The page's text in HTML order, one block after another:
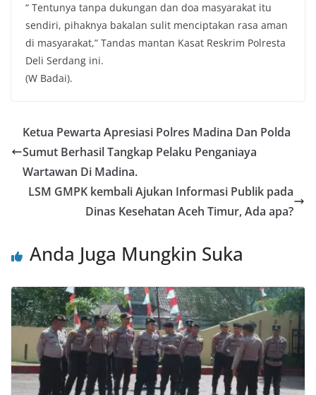
“ Tentunya tanpa dukungan dan doa masyarakat itu
sendiri, pihaknya bakalan sulit menciptakan rasa aman
di masyarakat,” Tandas mantan Kasat Reskrim Polresta
Deli Serdang ini.
(W Badai).
Ketua Pewarta Apresiasi Polres Madina Dan Polda
Sumut Berhasil Tangkap Pelaku Penganiaya
Wartawan Di Madina.
LSM GMPK kembali Ajukan Informasi Publik pada
Dinas Kesehatan Aceh Timur, Ada apa?
Anda Juga Mungkin Suka